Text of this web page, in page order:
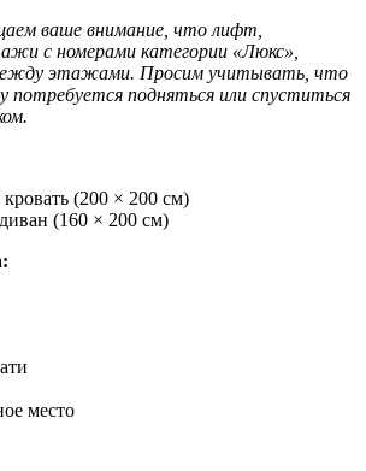
ваше внимание, что лифт,
с номерами категории «Люкс»,
этажами. Просим учитывать, что
потребуется подняться или спуститься
кровать (200 × 200 см)
(160 × 200 см)
место